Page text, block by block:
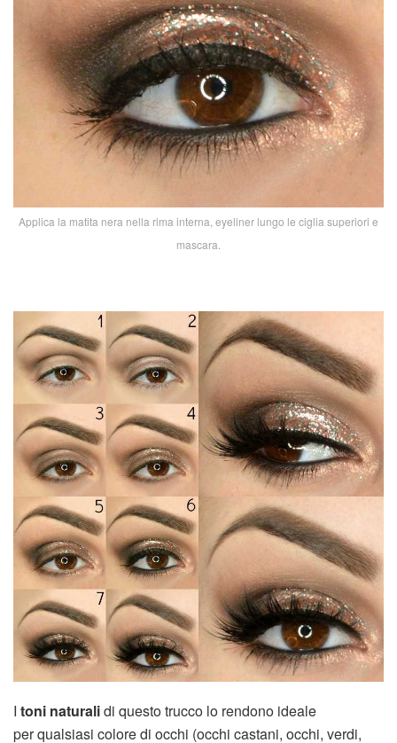
Applica la matita nera nella rima interna, eyeliner lungo le ciglia superiori e
mascara.
I toni naturalidi questo trucco lo rendono ideale
per qualsiasi colore di occhi (occhi castani, occhi, verdi,